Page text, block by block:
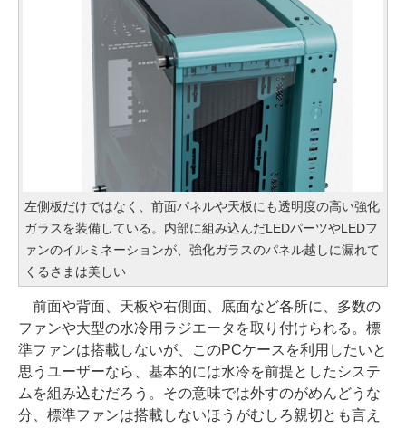
左側板だけではなく、前面パネルや天板にも透明度の高い強化
ガラスを装備している。内部に組み込んだLEDパーツやLEDフ
ァンのイルミネーションが、強化ガラスのパネル越しに漏れて
くるさまは美しい
前面や背面、天板や右側面、底面など各所に、多数の
ファンや大型の水冷用ラジエータを取り付けられる。標
準ファンは搭載しないが、このPCケースを利用したいと
思うユーザーなら、基本的には水冷を前提としたシステ
ムを組み込むだろう。その意味では外すのがめんどうな
分、標準ファンは搭載しないほうがむしろ親切とも言え